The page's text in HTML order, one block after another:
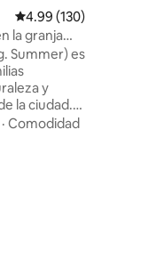
Calificación promedio:
4.99 (130)
la granja
Summer) es
y
la ciudad.
y una
· Comodidad